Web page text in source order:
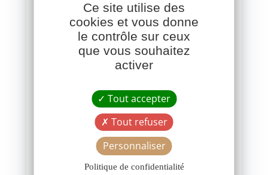
Les données que vous nous
communiquerez ne seront pas transmises à
des tiers et ne seront utilisées que pour le
traitement de votre demande. En validant
de vos données conformément à notre
politique de confidentialité. Vous disposez
d'un droit d'accès et de rectification aux
informations vous concernant.
Ce site utilise des
cookies et vous donne
le contrôle sur ceux
que vous souhaitez
activer
Tout accepter
Tout refuser
Personnaliser
Politique de confidentialité